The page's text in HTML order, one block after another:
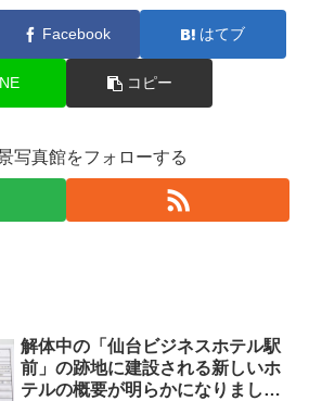
Facebook はてブ
コピー
写真館をフォローする
解体中の「仙台ビジネスホテル駅
前」の跡地に建設される新しいホ
テルの概要が明らかになりました